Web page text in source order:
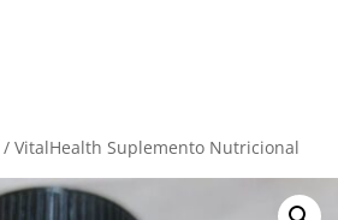
/ VitalHealth Suplemento Nutricional